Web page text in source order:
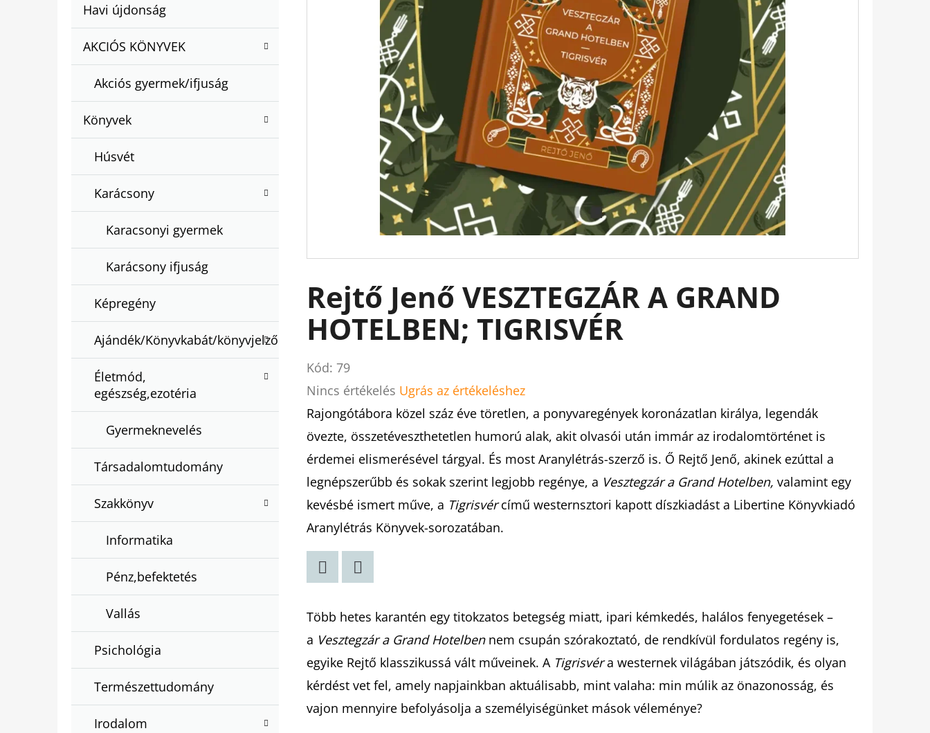
Nátugrása
T
G
R
Á
Havi újdonság
AKCIÓS KÖNYVEK
Akciós gyermek/ifjuság
Könyvek
Húsvét
Karácsony
Karacsonyi gyermek
Karácsony ifjuság
Képregény
Ajándék/Könyvkabát/könyvjelző
Életmód,
egészség,ezotéria
Gyermeknevelés
Társadalomtudomány
Szakkönyv
Informatika
Pénz,befektetés
Vallás
Psichológia
Természettudomány
Irodalom
Rejtő Jenő VESZTEGZÁR A GRAND
HOTELBEN; TIGRISVÉR
Kód: 79
A
termék
átlagos
értékelése
5-
ből
0,0
csillag.
Nincs értékelés Ugrás az értékeléshez
Rajongótábora közel száz éve töretlen, a ponyvaregények koronázatlan királya, legendák
övezte, összetéveszthetetlen humorú alak, akit olvasói után immár az irodalomtörténet is
érdemei elismerésével tárgyal. És most Aranylétrás-szerző is. Ő Rejtő Jenő, akinek ezúttal a
legnépszerűbb és sokak szerint legjobb regénye, a Vesztegzár a Grand Hotelben, valamint egy
kevésbé ismert műve, a Tigrisvér című westernsztori kapott díszkiadást a Libertine Könyvkiadó
Aranylétrás Könyvek-sorozatában.
Több hetes karantén egy titokzatos betegség miatt, ipari kémkedés, halálos fenyegetések –
a Vesztegzár a Grand Hotelben nem csupán szórakoztató, de rendkívül fordulatos regény is,
egyike Rejtő klasszikussá vált műveinek. A Tigrisvér a westernek világában játszódik, és olyan
kérdést vet fel, amely napjainkban aktuálisabb, mint valaha: min múlik az önazonosság, és
vajon mennyire befolyásolja a személyiségünket mások véleménye?
BARTOS ERIKA : BOGYÓ ÉS BABÓCA
€12,50
CAUGHT UP - RÁKATTANVA -
(KÜLÖNLEGES KIADÁS) NAVESSA ALLEN
FALLEN STARS - BUKOTT CSILLAGOK -
(KÜLÖNLEGES KIADÁS) IMANI ERRIU
€18,90